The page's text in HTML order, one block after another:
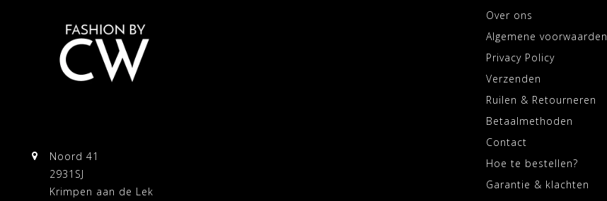
Noord 41
2931SJ
Krimpen aan de Lek
Over ons
Algemene voorwaarden
Privacy Policy
Verzenden
Ruilen & Retourneren
Betaalmethoden
Contact
Hoe te bestellen?
Garantie & klachten